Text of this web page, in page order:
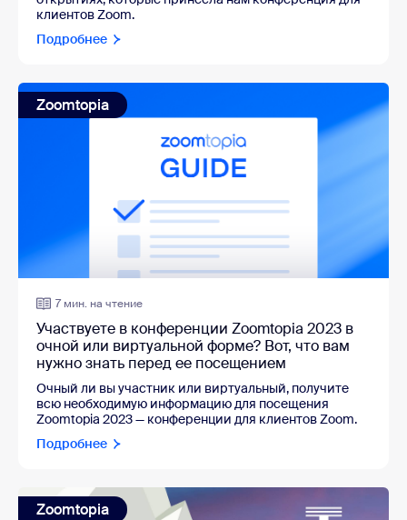
клиентов Zoom.
Подробнее
Zoomtopia
7 мин. на чтение
Участвуете в конференции Zoomtopia 2023 в
очной или виртуальной форме? Вот, что вам
нужно знать перед ее посещением
Очный ли вы участник или виртуальный, получите
всю необходимую информацию для посещения
Zoomtopia 2023 — конференции для клиентов Zoom.
Подробнее
Zoomtopia